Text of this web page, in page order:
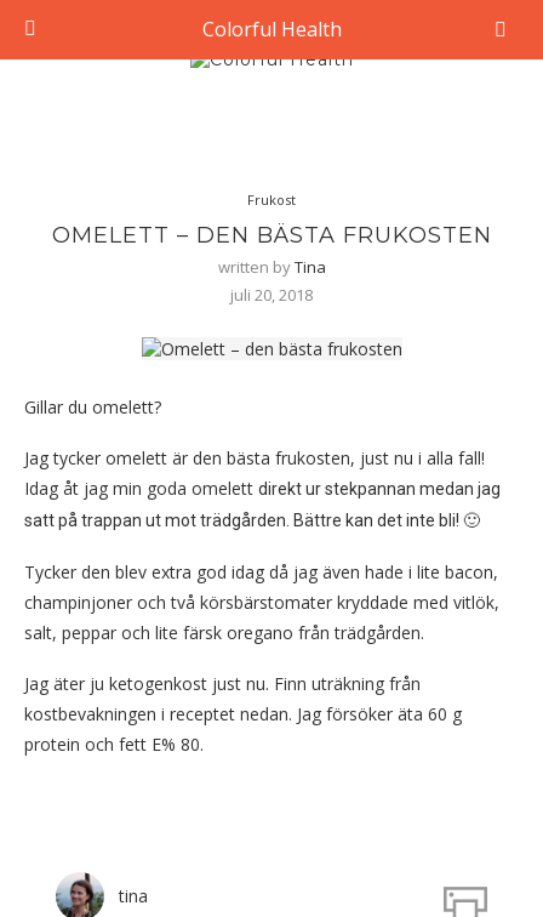
Frukost
OMELETT – DEN BÄSTA FRUKOSTEN
written byTina
juli 20, 2018
Gillar du omelett?
Jag tycker omelett är den bästa frukosten, just nu i alla fall!
Idag åt jag min goda omelett direkt ur stekpannan medan jag
sattpå trappan ut mot trädgården. Bättre kan det inte bli! 🙂
Tycker den blev extra god idag då jag även hade i lite bacon,
champinjoner och två körsbärstomater kryddade med vitlök,
salt, peppar och lite färsk oregano från trädgården.
Jag äter ju ketogenkost just nu. Finn uträkning från
kostbevakningen i receptet nedan. Jag försöker äta 60 g
protein och fett E% 80.
tina
Colorful Health